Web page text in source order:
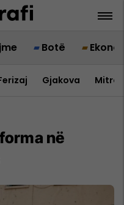
Botë
Gjakova
në